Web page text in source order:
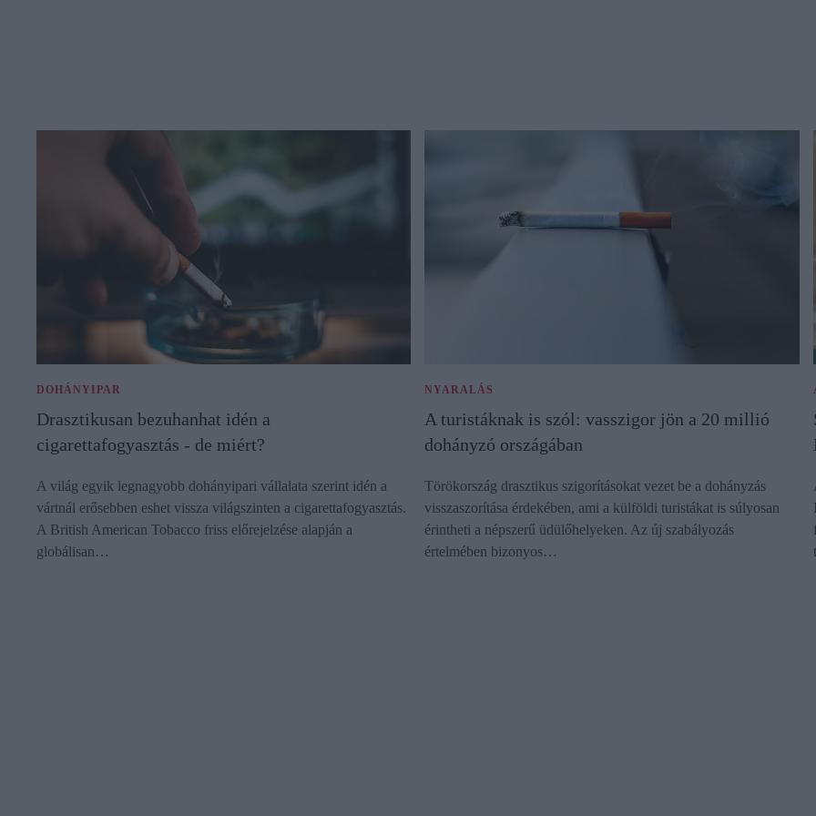
DOHÁNYIPAR
Drasztikusan bezuhanhat idén a
cigarettafogyasztás - de miért?
A világ egyik legnagyobb dohányipari vállalata szerint idén a
vártnál erősebben eshet vissza világszinten a cigarettafogyasztás.
A British American Tobacco friss előrejelzése alapján a
globálisan…
NYARALÁS
A turistáknak is szól: vasszigor jön a 20 millió
dohányzó országában
Törökország drasztikus szigorításokat vezet be a dohányzás
visszaszorítása érdekében, ami a külföldi turistákat is súlyosan
érintheti a népszerű üdülőhelyeken. Az új szabályozás
értelmében bizonyos…